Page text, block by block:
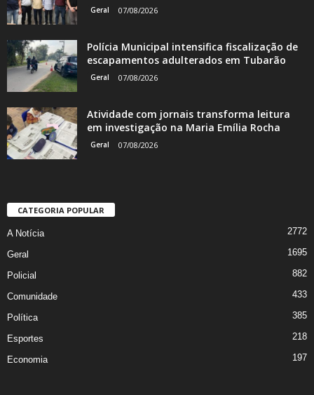
Geral 07/08/2026
Polícia Municipal intensifica fiscalização de
escapamentos adulterados em Tubarão
Geral 07/08/2026
Atividade com jornais transforma leitura
em investigação na Maria Emília Rocha
Geral 07/08/2026
CATEGORIA POPULAR
A Notícia 2772
Geral 1695
Policial 882
Comunidade 433
Política 385
Esportes 218
Economia 197